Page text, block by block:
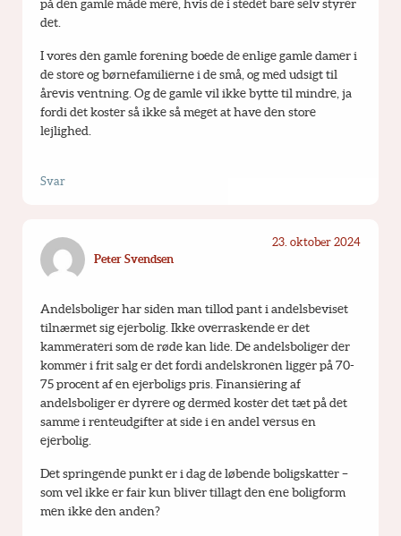
på den gamle måde mere, hvis de i stedet bare selv styrer
det.
I vores den gamle forening boede de enlige gamle damer i
de store og børnefamilierne i de små, og med udsigt til
årevis ventning. Og de gamle vil ikke bytte til mindre, ja
fordi det koster så ikke så meget at have den store
lejlighed.
Svar
Peter Svendsen
23. oktober 2024
Andelsboliger har siden man tillod pant i andelsbeviset
tilnærmet sig ejerbolig. Ikke overraskende er det
kammerateri som de røde kan lide. De andelsboliger der
kommer i frit salg er det fordi andelskronen ligger på 70-
75 procent af en ejerboligs pris. Finansiering af
andelsboliger er dyrere og dermed koster det tæt på det
samme i renteudgifter at side i en andel versus en
ejerbolig.
Det springende punkt er i dag de løbende boligskatter –
som vel ikke er fair kun bliver tillagt den ene boligform
men ikke den anden?